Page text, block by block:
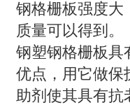
钢格栅板强度大
质量可以得到。
钢塑钢格栅板具
优点，用它做保
助剂使其具有抗